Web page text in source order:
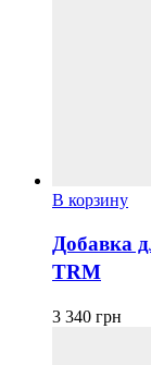
В корзину
Добавка
TRM
3 340 грн